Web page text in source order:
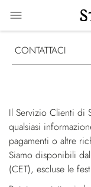
CONTATTACI
Il Servizio Clienti di
qualsiasi
pagamenti o altre
Siamo disponibili
(CET), escluse le